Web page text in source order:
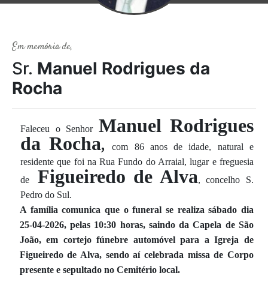
Em memória de,
Sr. Manuel Rodrigues da
Rocha
Faleceu o Senhor Manuel Rodrigues
da Rocha,com 86 anos de idade, natural e
residente que foi na Rua Fundo do Arraial, lugar e freguesia
deFigueiredo de Alva, concelho S.
Pedro do Sul.
A família comunica que o funeral se realiza sábado dia
25-04-2026, pelas 10:30 horas, saindo da Capela de São
João, em cortejo fúnebre automóvel para a Igreja de
Figueiredo de Alva, sendo aí celebrada missa de Corpo
presente e sepultado no Cemitério local.